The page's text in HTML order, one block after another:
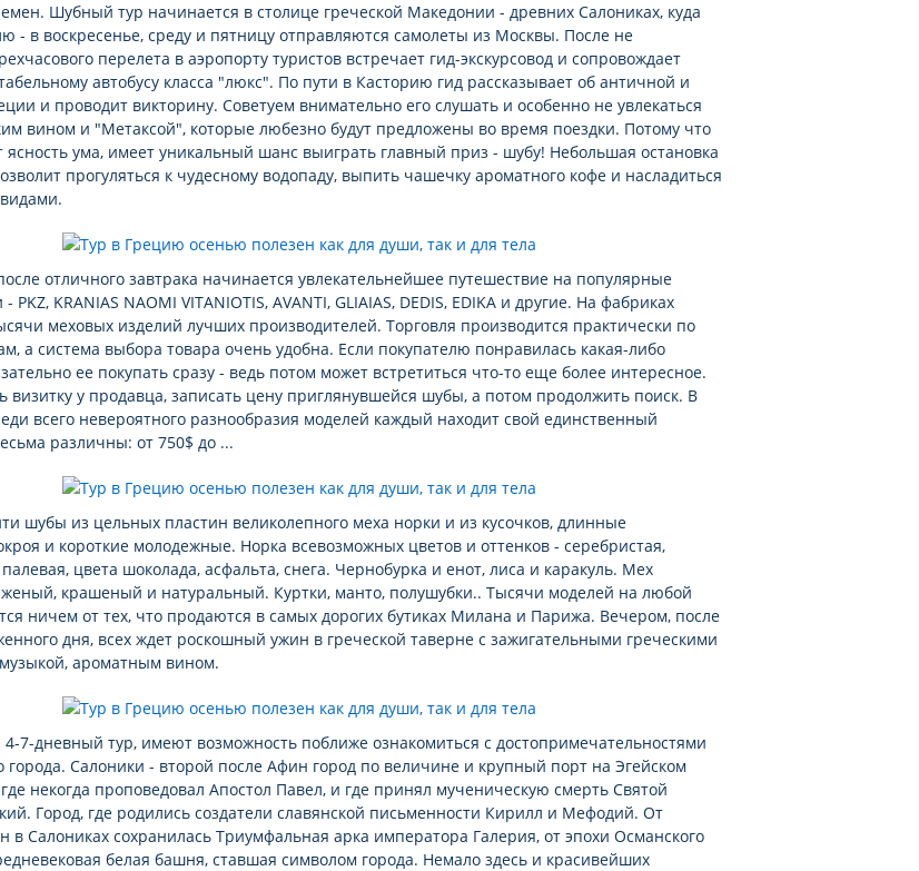
Шубный тур начинается в столице греческой Македонии - древних Салониках, куда
- в воскресенье, среду и пятницу отправляются самолеты из Москвы. После не
перелета в аэропорту туристов встречает гид-экскурсовод и сопровождает
автобусу класса "люкс". По пути в Касторию гид рассказывает об античной и
и проводит викторину. Советуем внимательно его слушать и особенно не увлекаться
вином и "Метаксой", которые любезно будут предложены во время поездки. Потому что
ясность ума, имеет уникальный шанс выиграть главный приз - шубу! Небольшая остановка
прогуляться к чудесному водопаду, выпить чашечку ароматного кофе и насладиться
отличного завтрака начинается увлекательнейшее путешествие на популярные
KRANIAS NAOMI VITANIOTIS, AVANTI, GLIAIAS, DEDIS, EDIKA и другие. На фабриках
меховых изделий лучших производителей. Торговля производится практически по
а система выбора товара очень удобна. Если покупателю понравилась какая-либо
ее покупать сразу - ведь потом может встретиться что-то еще более интересное.
визитку у продавца, записать цену приглянувшейся шубы, а потом продолжить поиск. В
всего невероятного разнообразия моделей каждый находит свой единственный
различны: от 750$ до ...
шубы из цельных пластин великолепного меха норки и из кусочков, длинные
и короткие молодежные. Норка всевозможных цветов и оттенков - серебристая,
цвета шоколада, асфальта, снега. Чернобурка и енот, лиса и каракуль. Мех
крашеный и натуральный. Куртки, манто, полушубки.. Тысячи моделей на любой
ничем от тех, что продаются в самых дорогих бутиках Милана и Парижа. Вечером, после
дня, всех ждет роскошный ужин в греческой таверне с зажигательными греческими
ароматным вином.
4-7-дневный тур, имеют возможность поближе ознакомиться с достопримечательностями
города. Салоники - второй после Афин город по величине и крупный порт на Эгейском
некогда проповедовал Апостол Павел, и где принял мученическую смерть Святой
Город, где родились создатели славянской письменности Кирилл и Мефодий. От
в Салониках сохранилась Триумфальная арка императора Галерия, от эпохи Османского
белая башня, ставшая символом города. Немало здесь и красивейших